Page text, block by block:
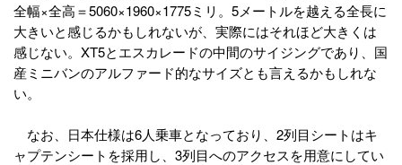
全幅×全高＝5060×1960×1775ミリ。5メートルを越える全長に
大きいと感じるかもしれないが、実際にはそれほど大きくは
感じない。XT5とエスカレードの中間のサイジングであり、国
産ミニバンのアルファード的なサイズとも言えるかもしれな
い。
なお、日本仕様は6人乗車となっており、2列目シートはキ
ャプテンシートを採用し、3列目へのアクセスを用意にしてい